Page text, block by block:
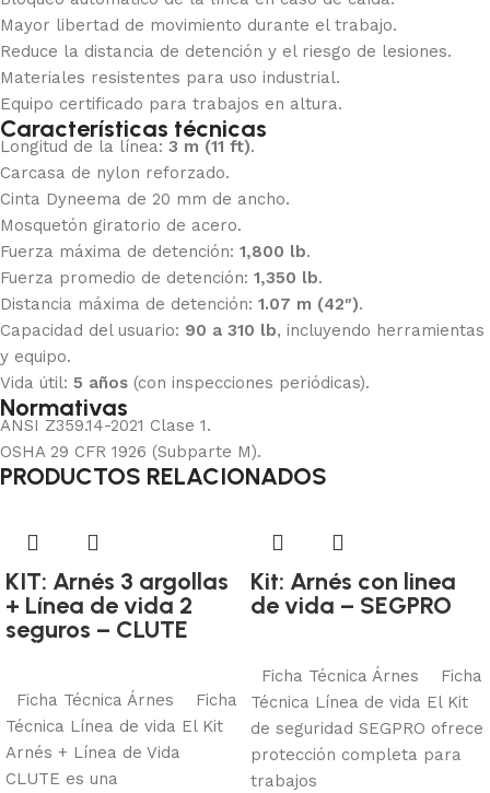
Mayor libertad de movimiento durante el trabajo.
Reduce la distancia de detención y el riesgo de lesiones.
Materiales resistentes para uso industrial.
Equipo certificado para trabajos en altura.
Características técnicas
Longitud de la línea: 3 m (11 ft).
Carcasa de nylon reforzado.
Cinta Dyneema de 20 mm de ancho.
Mosquetón giratorio de acero.
Fuerza máxima de detención: 1,800 lb.
Fuerza promedio de detención: 1,350 lb.
Distancia máxima de detención: 1.07 m (42″).
Capacidad del usuario: 90 a 310 lb, incluyendo herramientas
y equipo.
Vida útil: 5 años (con inspecciones periódicas).
Normativas
ANSI Z359.14-2021 Clase 1.
OSHA 29 CFR 1926 (Subparte M).
PRODUCTOS RELACIONADOS
KIT: Arnés 3 argollas
+ Línea de vida 2
seguros – CLUTE
Protección contra caídas
Ficha Técnica Árnes Ficha
Técnica Línea de vida El Kit
Arnés + Línea de Vida
CLUTE es una
Kit: Arnés con linea
de vida – SEGPRO
Ficha Técnica Árnes Ficha
Técnica Línea de vida El Kit
de seguridad SEGPRO ofrece
protección completa para
trabajos